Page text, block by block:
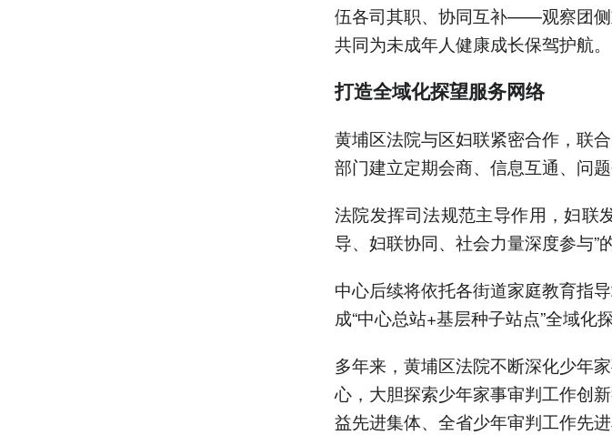
伍各司其职、协同互补——观察团侧
共同为未成年人健康成长保驾护航。
打造全域化探望服务网络
黄埔区法院与区妇联紧密合作，联
部门建立定期会商、信息互通、问题
法院发挥司法规范主导作用，妇联
导、妇联协同、社会力量深度参与”
中心后续将依托各街道家庭教育指
成“中心总站+基层种子站点”全域化
多年来，黄埔区法院不断深化少年
心，大胆探索少年家事审判工作创
益先进集体、全省少年审判工作先